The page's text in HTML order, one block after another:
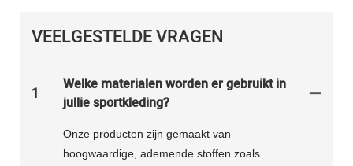
VEELGESTELDE VRAGEN
1
Welke materialen worden er gebruikt in
jullie sportkleding?
Onze producten zijn gemaakt van
hoogwaardige, ademende stoffen zoals